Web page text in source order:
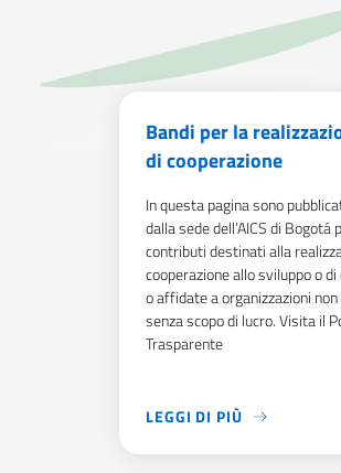
Bandi per la
di cooperazione
In questa pagina sono
dalla sede dell’AICS di Bogotá
contributi destinati alla
cooperazione allo sviluppo o
o affidate a organizzazioni
senza scopo di lucro. Visita il
Trasparente
LEGGI DI PIÙ
IN QUESTA PAGINA